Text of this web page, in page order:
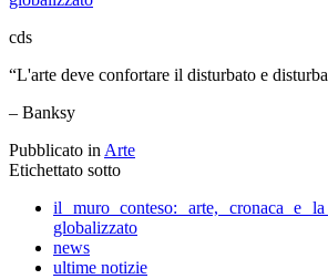
cds
​“L'arte deve confortare il disturbato e
​– Banksy
Pubblicato inArte
Etichettato sotto
il muro conteso: arte, cronaca e
globalizzato
news
ultime notizie